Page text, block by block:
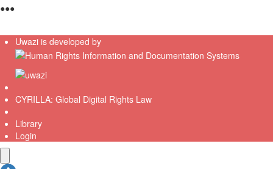
●●●
Uwazi is developed by
CYRILLA: Global Digital Rights Law
Library
Login